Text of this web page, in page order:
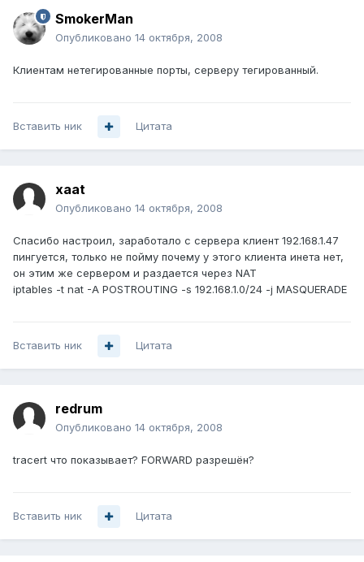
SmokerMan
Опубликовано 14 октября, 2008
Клиентам нетегированные порты, серверу тегированный.
Вставить ник Цитата
xaat
Опубликовано 14 октября, 2008
Спасибо настроил, заработало с сервера клиент 192.168.1.47
пингуется, только не пойму почему у этого клиента инета нет,
он этим же сервером и раздается через NAT
iptables -t nat -A POSTROUTING -s 192.168.1.0/24 -j MASQUERADE
Вставить ник Цитата
redrum
Опубликовано 14 октября, 2008
tracert что показывает? FORWARD разрешён?
Вставить ник Цитата